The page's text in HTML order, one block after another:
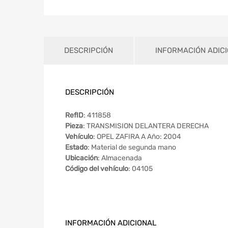
DESCRIPCIÓN INFORMACIÓN
DESCRIPCIÓN
RefID: 411858
Pieza: TRANSMISION DELANTERA DERECHA
Vehículo: OPEL ZAFIRA A Año: 2004
Estado: Material de segunda mano
Ubicación: Almacenada
Código del vehículo: 04105
INFORMACIÓN ADICIONAL